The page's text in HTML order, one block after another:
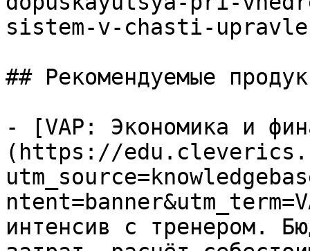
sistem-v-chasti-
## Рекомендуемые
- [VAP: Экономика и
(https://
интенсив с тренером.